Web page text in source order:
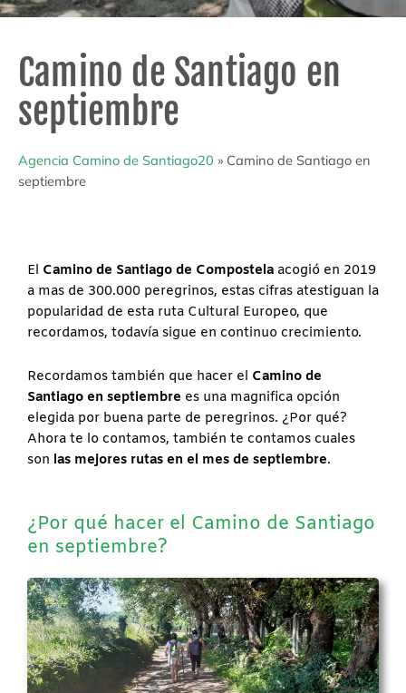
Camino de Santiago en
septiembre
Agencia Camino de Santiago20 » Camino de Santiago en
septiembre
El Camino de Santiago de Compostela acogió en 2019
a mas de 300.000 peregrinos, estas cifras atestiguan la
popularidad de esta ruta Cultural Europeo, que
recordamos, todavía sigue en continuo crecimiento.
Recordamos también que hacer el Camino de
Santiago en septiembre es una magnifica opción
elegida por buena parte de peregrinos. ¿Por qué?
Ahora te lo contamos, también te contamos cuales
son las mejores rutas en el mes de septiembre.
¿Por qué hacer el Camino de Santiago
en septiembre?